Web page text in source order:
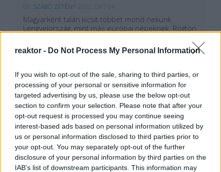
reaktor - Do Not Process My Personal Information
If you wish to opt-out of the sale, sharing to third parties, or
processing of your personal or sensitive information for
targeted advertising by us, please use the below opt-out
section to confirm your selection. Please note that after your
opt-out request is processed you may continue seeing
interest-based ads based on personal information utilized by
us or personal information disclosed to third parties prior to
your opt-out. You may separately opt-out of the further
disclosure of your personal information by third parties on the
IAB’s list of downstream participants. This information may
SZABÓ ZÉTÉNY
Magyarként talán kicsit többet mond nekünk
Lengyelország, mint más európai népeknek. Rögtön
eszünkbe, ideértve akár Nagy Lajost – akit a
lengyelek másképp ítélnek meg, mint mi -, akár
megjelent a…
Tetszik 0